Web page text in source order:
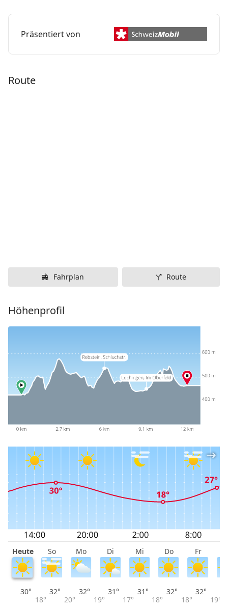
Präsentiert von
Route
Fahrplan Route
Höhenprofil
Heute So Mo Di Mi Do Fr
30°
18°
32°
20°
32°
19°
31°
17°
31°
18°
32°
18°
32°
19°